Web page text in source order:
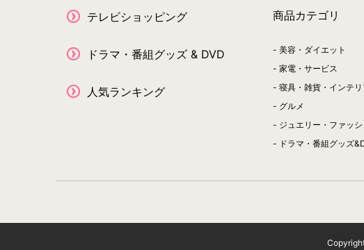
テレビショッピング
ドラマ・番組グッズ & DVD
人気ランキング
商品カテゴリ
美容・ダイエット
家電・サービス
寝具・雑貨・インテリ
グルメ
ジュエリー・ファッシ
ドラマ・番組グッズ